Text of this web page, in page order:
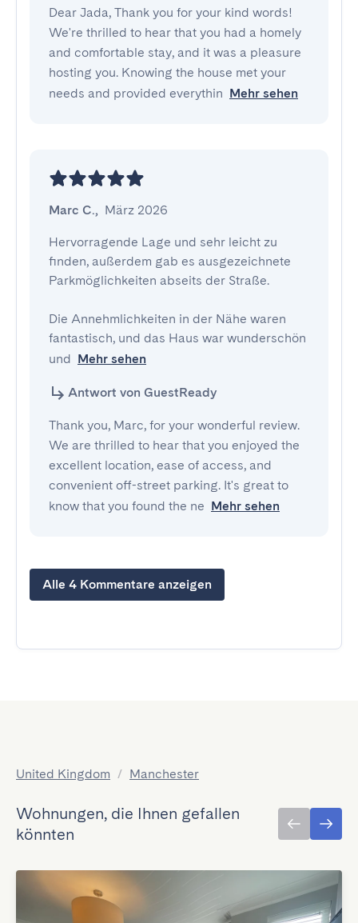
Dear Jada, Thank you for your kind words!
We're thrilled to hear that you had a homely
and comfortable stay, and it was a pleasure
hosting you. Knowing the house met your
needs and provided everythin Mehr sehen
Marc C., März 2026
Hervorragende Lage und sehr leicht zu
finden, außerdem gab es ausgezeichnete
Parkmöglichkeiten abseits der Straße.
Die Annehmlichkeiten in der Nähe waren
fantastisch, und das Haus war wunderschön
und Mehr sehen
Antwort von GuestReady
Thank you, Marc, for your wonderful review.
We are thrilled to hear that you enjoyed the
excellent location, ease of access, and
convenient off-street parking. It's great to
know that you found the ne Mehr sehen
Alle 4 Kommentare anzeigen
United Kingdom / Manchester
Wohnungen, die Ihnen gefallen
könnten